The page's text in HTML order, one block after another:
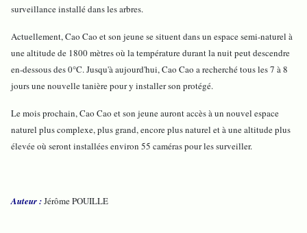
surveillance installé dans les arbres.
Actuellement, Cao Cao et son jeune se situent dans un espace semi-naturel à
une altitude de 1800 mètres où la température durant la nuit peut descendre
en-dessous des 0°C. Jusqu'à aujourd'hui, Cao Cao a recherché tous les 7 à 8
jours une nouvelle tanière pour y installer son protégé.
Le mois prochain, Cao Cao et son jeune auront accès à un nouvel espace
naturel plus complexe, plus grand, encore plus naturel et à une altitude plus
élevée où seront installées environ 55 caméras pour les surveiller.
Auteur :Jérôme POUILLE